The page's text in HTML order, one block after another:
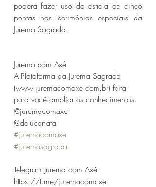
poderá fazer uso da estrela de cinco
pontas nas cerimônias especiais da
Jurema Sagrada.
Jurema com Axé
A Plataforma da Jurema Sagrada
(www.juremacomaxe.com.br) feita
para você ampliar os conhecimentos.
@juremacomaxe
@delucanatal
#juremacomaxe
#juremasagrada
Telegram Jurema com Axé -
https://t.me/juremacomaxe